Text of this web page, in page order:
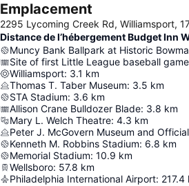
Emplacement
2295 Lycoming Creek Rd, Williamsport,
Distance de l’hébergement Budget Inn
Muncy Bank Ballpark at Historic
Site of first Little League baseball game
Williamsport: 3.1 km
Thomas T. Taber Museum: 3.5 km
STA Stadium: 3.6 km
Allison Crane Bulldozer Blade: 3.8 km
Mary L. Welch Theatre: 4.3 km
Peter J. McGovern Museum and
Kenneth M. Robbins Stadium: 6.8 km
Memorial Stadium: 10.9 km
Wellsboro: 57.8 km
Philadelphia International Airport: 217.4